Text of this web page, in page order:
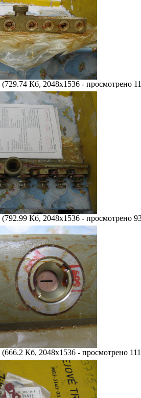
(729.74 Кб, 2048x1536 - просмотрено
(792.99 Кб, 2048x1536 - просмотрено
(666.2 Кб, 2048x1536 - просмотрено